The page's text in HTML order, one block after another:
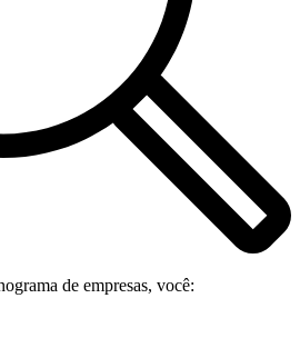
de empresas, você: